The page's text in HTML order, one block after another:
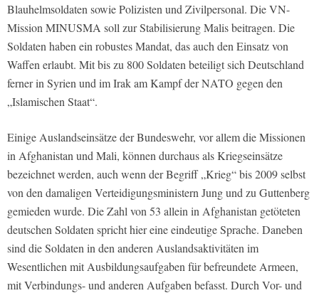
Blauhelmsoldaten sowie Polizisten und Zivilpersonal. Die VN-
Mission MINUSMA soll zur Stabilisierung Malis beitragen. Die
Soldaten haben ein robustes Mandat, das auch den Einsatz von
Waffen erlaubt. Mit bis zu 800 Soldaten beteiligt sich Deutschland
ferner in Syrien und im Irak am Kampf der NATO gegen den
„Islamischen Staat“.
Einige Auslandseinsätze der Bundeswehr, vor allem die Missionen
in Afghanistan und Mali, können durchaus als Kriegseinsätze
bezeichnet werden, auch wenn der Begriff „Krieg“ bis 2009 selbst
von den damaligen Verteidigungsministern Jung und zu Guttenberg
gemieden wurde. Die Zahl von 53 allein in Afghanistan getöteten
deutschen Soldaten spricht hier eine eindeutige Sprache. Daneben
sind die Soldaten in den anderen Auslandsaktivitäten im
Wesentlichen mit Ausbildungsaufgaben für befreundete Armeen,
mit Verbindungs- und anderen Aufgaben befasst. Durch Vor- und